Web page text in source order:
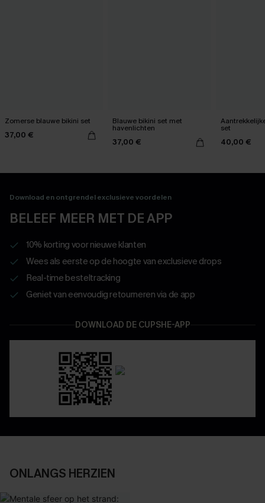
Zomerse blauwe bikini set
37,00 €
Blauwe bikini set met
havenlichten
37,00 €
set
40,00 €
Download en ontgrendel exclusieve voordelen
BELEEF MEER MET DE APP
10% korting voor nieuwe klanten
Wees als eerste op de hoogte van exclusieve drops
Real-time besteltracking
Geniet van eenvoudig retourneren via de app
DOWNLOAD DE CUPSHE-APP
ONLANGS HERZIEN